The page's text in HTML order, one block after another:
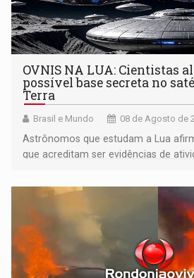
OVNIS NA LUA: Cientistas
possível base secreta no
Terra
Brasil e Mundo 08 de Agosto de
Astrônomos que estudam a Lua
que acreditam ser evidências de
órbita